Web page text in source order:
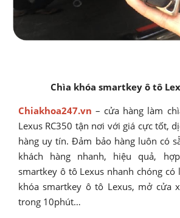
Chìa khóa smartkey ô tô
Chiakhoa247.vn – cửa hàng làm
Lexus RC350 tận nơi với giá cực tốt,
hàng uy tín. Đảm bảo hàng luôn có
khách hàng nhanh, hiệu quả,
smartkey ô tô Lexus nhanh chóng
khóa smartkey ô tô Lexus, mở cửa
trong 10phút…